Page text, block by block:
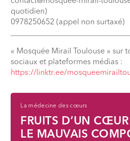
quotidien)
0978250652 (appel non surtaxé)
« Mosquée Mirail Toulouse » sur
sociaux et plateformes médias :
⁠https://linktr.ee/
La médecine des cœurs
FRUITS D’UN
LE MAUVAIS